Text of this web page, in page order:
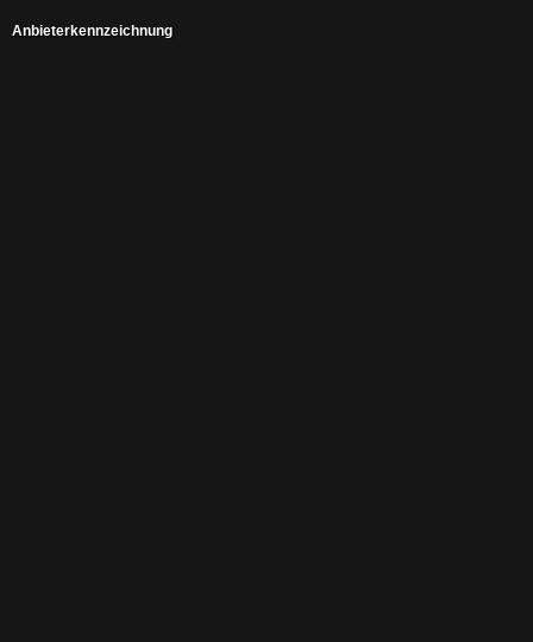
Anbieterkennzeichnung